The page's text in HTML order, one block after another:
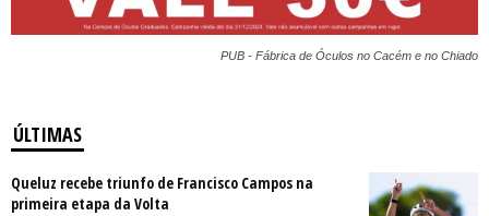
PUB - Fábrica de Óculos no Cacém e no Chiado
ÚLTIMAS
Queluz recebe triunfo de Francisco Campos na
primeira etapa da Volta